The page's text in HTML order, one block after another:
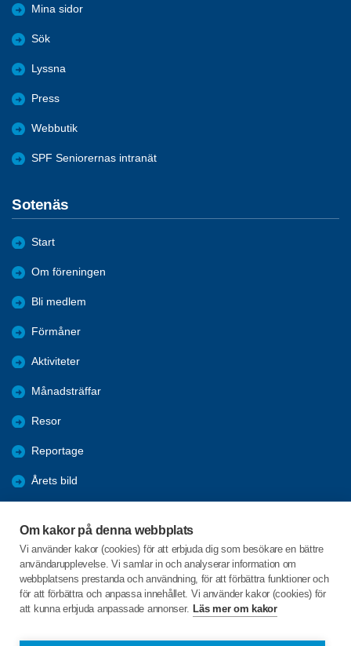
Om kakor på denna webbplats
Vi använder kakor (cookies) för att erbjuda dig som besökare en bättre
användarupplevelse. Vi samlar in och analyserar information om
webbplatsens prestanda och användning, för att förbättra funktioner och
för att förbättra och anpassa innehållet. Vi använder kakor (cookies) för
att kunna erbjuda anpassade annonser. Läs mer om kakor
Mina sidor
Sök
Lyssna
Press
Webbutik
SPF Seniorernas intranät
Sotenäs
Start
Om föreningen
Bli medlem
Förmåner
Aktiviteter
Månadsträffar
Resor
Reportage
Årets bild
Fredagsbridgen
Sponsorer
C/o:Lars-Erik Hagbert